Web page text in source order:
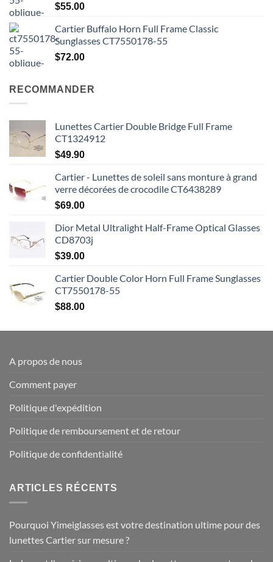
$55.00
Cartier Buffalo Horn Full Frame Classic
Sunglasses CT7550178-55
$72.00
RECOMMANDER
Lunettes Cartier Double Bridge Full Frame
CT1324912
$49.90
Cartier - Lunettes de soleil sans monture à grand
verre décorées de crocodile CT6438289
$69.00
Dior Metal Ultralight Half-Frame Optical Glasses
CD8703j
$39.00
Cartier Double Color Horn Full Frame Sunglasses
CT7550178-55
$88.00
A propos de nous
Comment payer
Politique d'expédition
Politique de remboursement et de retour
Politique de confidentialité
ARTICLES RÉCENTS
Pourquoi Yimeiglasses est votre destination ultime pour des
lunettes Cartier sur mesure ?